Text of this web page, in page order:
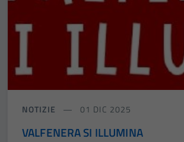
NOTIZIE 01 DIC 2025
VALFENERA SI ILLUMINA